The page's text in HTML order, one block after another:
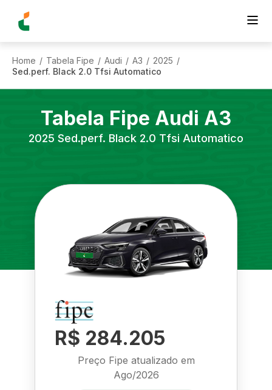
Home / Tabela Fipe / Audi / A3 / 2025 /
Sed.perf. Black 2.0 Tfsi Automatico
Tabela Fipe Audi A3
2025 Sed.perf. Black 2.0 Tfsi Automatico
R$ 284.205
Preço Fipe atualizado em
Ago/2026